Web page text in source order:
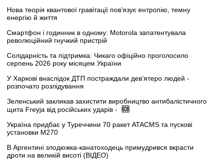
Нова теорія квантової гравітації пов'язує ентропію, темну
енергію й життя
Смартфон і годинник в одному: Motorola запатентувала
революційний гнучкий пристрій
Солідарність та підтримка: Чикаго офіційно проголосило
серпень 2026 року місяцем України
У Харкові внаслідок ДТП постраждали дев’ятеро людей -
розпочато розлідування
Зеленський закликав захистити виробництво антибалістичного
щита Freyja від російських ударів -
Україна придбає у Туреччини 70 ракет ATACMS та пускові
установки M270
В Аргентині злодюжка-канатоходець примудрився вкрасти
дроти на великій висоті (ВІДЕО)